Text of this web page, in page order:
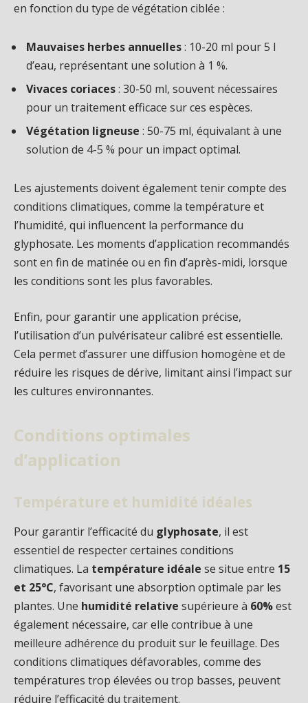
en fonction du type de végétation ciblée :
Mauvaises herbes annuelles: 10-20 ml pour 5 l
d’eau, représentant une solution à 1 %.
Vivaces coriaces: 30-50 ml, souvent nécessaires
pour un traitement efficace sur ces espèces.
Végétation ligneuse : 50-75 ml, équivalant à une
solution de 4-5 % pour un impact optimal.
Les ajustements doivent également tenir compte des
conditions climatiques, comme la température et
l’humidité, qui influencent la performance du
glyphosate. Les moments d’application recommandés
sont en fin de matinée ou en fin d’après-midi, lorsque
les conditions sont les plus favorables.
Enfin, pour garantir une application précise,
l’utilisation d’un pulvérisateur calibré est essentielle.
Cela permet d’assurer une diffusion homogène et de
réduire les risques de dérive, limitant ainsi l’impact sur
les cultures environnantes.
Conditions optimales
d’application
Température et humidité idéales
Pour garantir l’efficacité du glyphosate, il est
essentiel de respecter certaines conditions
climatiques. La température idéale se situe entre 15
et 25°C, favorisant une absorption optimale par les
plantes. Une humidité relative supérieure à 60%est
également nécessaire, car elle contribue à une
meilleure adhérence du produit sur le feuillage. Des
conditions climatiques défavorables, comme des
températures trop élevées ou trop basses, peuvent
réduire l’efficacité du traitement.